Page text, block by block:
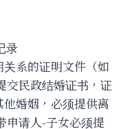
录
系的证明文件（如
民政结婚证书，证
婚姻，必须提供离
请人-子女必须提